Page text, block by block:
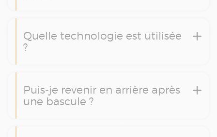
Quelle technologie est utilisée
?
Puis-je revenir en arrière après
une bascule ?